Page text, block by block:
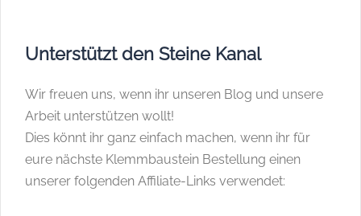
Unterstützt den Steine Kanal
Wir freuen uns, wenn ihr unseren Blog und unsere
Arbeit unterstützen wollt!
Dies könnt ihr ganz einfach machen, wenn ihr für
eure nächste Klemmbaustein Bestellung einen
unserer folgenden Affiliate-Links verwendet: